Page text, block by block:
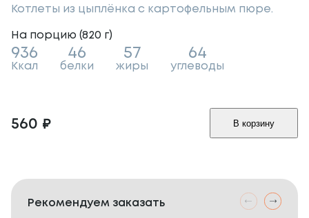
Котлеты из цыплёнка с картофельным пюре.
На порцию (820 г)
936
Ккал
46
белки
57
жиры
64
углеводы
560 ₽ В корзину
Рекомендуем заказать